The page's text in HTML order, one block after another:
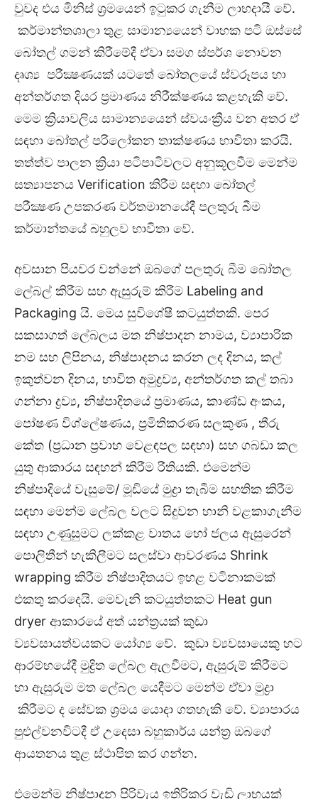
වුවද එය මිනිස් ශ්‍රමයෙන් ඉටුකර ගැනීම ලාභදායී වේ.
කර්මාන්තශාලා තුළ සාමාන්‍යයෙන් වාහක පටි ඔස්සේ
බෝතල් ගමන් කිරීමේදී ඒවා සමග ස්පර්ශ නොවන
දෘශ්‍ය පරීක්‍ෂණයක් යටතේ බෝතලයේ ස්වරූපය හා
අන්තර්ගත දියර ප්‍රමාණය නිරීක්ෂණය කළහැකි වේ.
මෙම ක්‍රියාවලිය සාමාන්‍යයෙන් ස්වයංක්‍රීය වන අතර ඒ
සඳහා බෝතල් පරිලෝකන තාක්ෂණය භාවිතා කරයි.
තත්ත්ව පාලන ක්‍රියා පටිපාටිවලට අනුකූලවීම මෙන්ම
සත්‍යාපනය Verification කිරීම සඳහා බෝතල්
පරීක්‍ෂණ උපකරණ වර්තමානයේදී පලතුරු බීම
කර්මාන්තයේ බහුලව භාවිතා වේ.
අවසාන පියවර වන්නේ ඔබගේ පලතුරු බීම බෝතල
ලේබල් කිරීම සහ ඇසුරුම් කිරීම Labeling and
Packaging යි. මෙය සුවිශේෂී කටයුත්තකි. පෙර
සකසාගත් ලේබලය මත නිෂ්පාදන නාමය, ව්‍යාපාරික
නම සහ ලිපිනය, නිෂ්පාදනය කරන ලද දිනය, කල්
ඉකුත්වන දිනය, භාවිත අමුද්‍රව්‍ය, අන්තර්ගත කල් තබා
ගන්නා ද්‍රව්‍ය, නිෂ්පාදිතයේ ප්‍රමාණය, කාණ්ඩ අංකය,
පෝෂණ විශ්ලේෂණය, ප්‍රමිතිකරණ සලකුණ , තීරු
කේත (ප්‍රධාන ප්‍රවාහ වෙළඳපල සඳහා) සහ ගබඩා කල
යුතු ආකාරය සඳහන් කිරීම රීතියකි. එමෙන්ම
නිෂ්පාදියේ වැසුමේ/ මූඩියේ මුද්‍රා තැබීම සහතික කිරීම
සඳහා මෙන්ම ලේබල වලට සිදුවන හානි වළකාගැනීම
සඳහා උණුසුමට ලක්කළ වාතය හෝ ජලය ඇසුරෙන්
පොලිතීන් හැකිලීමට සලස්වා ආවරණය Shrink
wrapping කිරීම නිෂ්පාදිතයට ඉහළ වටිනාකමක්
එකතු කරදෙයි. මෙවැනි කටයුත්තකට Heat gun
dryer ආකාරයේ අත් යන්ත්‍රයක් කුඩා
ව්‍යවසායත්වයකට යෝග්‍ය වේ. කුඩා ව්‍යවසායෙකු හට
ආරම්භයේදී මුද්‍රිත ලේබල ඇලවීමට, ඇසුරුම් කිරීමට
හා ඇසුරුම මත ලේබල යෙදීමට මෙන්ම ඒවා මුද්‍රා
කිරීමට ද සේවක ශ්‍රමය යොදා ගතහැකි වේ. ව්‍යාපාරය
පුළුල්වනවිටදී ඒ උදෙසා බහුකාර්ය යන්ත්‍ර ඔබගේ
ආයතනය තුළ ස්ථාපිත කර ගන්න.
එමෙන්ම නිෂ්පාදන පිරිවැය ඉතිරිකර වැඩි ලාභයක්